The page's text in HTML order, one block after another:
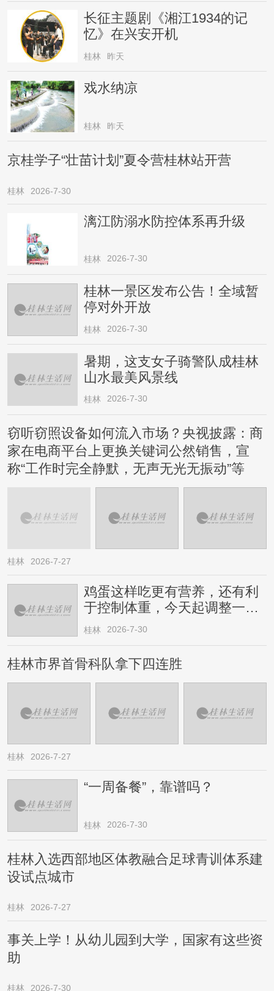
长征主题剧《湘江1934的记
忆》在兴安开机
桂林 昨天
戏水纳凉
桂林 昨天
京桂学子“壮苗计划”夏令营桂林站开营
桂林 2026-7-30
漓江防溺水防控体系再升级
桂林 2026-7-30
桂林一景区发布公告！全域暂
停对外开放
桂林 2026-7-30
暑期，这支女子骑警队成桂林
山水最美风景线
桂林 2026-7-30
窃听窃照设备如何流入市场？央视披露：商
家在电商平台上更换关键词公然销售，宣
称“工作时完全静默，无声无光无振动”等
桂林 2026-7-27
鸡蛋这样吃更有营养，还有利
于控制体重，今天起调整一下
→
桂林 2026-7-30
桂林市界首骨科队拿下四连胜
桂林 2026-7-27
“一周备餐”，靠谱吗？
桂林 2026-7-30
桂林入选西部地区体教融合足球青训体系建
设试点城市
桂林 2026-7-27
事关上学！从幼儿园到大学，国家有这些资
助
桂林 2026-7-30